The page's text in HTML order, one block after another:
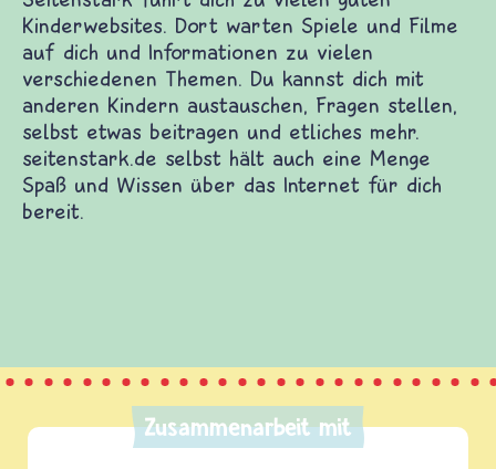
zu vielen guten Kinderwebsites. Dort warten
dich und Informationen zu vielen
Du kannst dich mit anderen Kindern
stellen, selbst etwas beitragen und etliches
Zusammenarbeit mit